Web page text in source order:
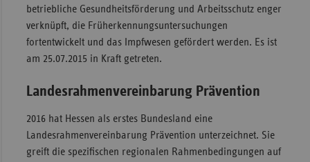
betriebliche Gesundheitsförderung und Arbeitsschutz enger
verknüpft, die Früherkennungsuntersuchungen
fortentwickelt und das Impfwesen gefördert werden. Es ist
am 25.07.2015 in Kraft getreten.
Landesrahmenvereinbarung Prävention
2016 hat Hessen als erstes Bundesland eine
Landesrahmenvereinbarung Prävention unterzeichnet. Sie
greift die spezifischen regionalen Rahmenbedingungen auf